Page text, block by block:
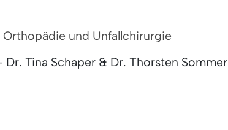
und Unfallchirurgie
Tina Schaper & Dr. Thorsten Sommer